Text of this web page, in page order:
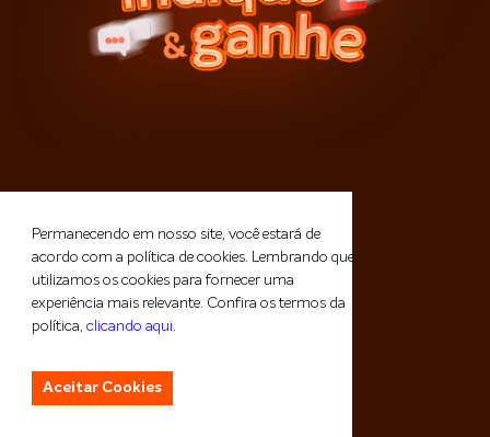
Permanecendo em nosso site, você estará de
acordo com a política de cookies. Lembrando que
utilizamos os cookies para fornecer uma
experiência mais relevante. Confira os termos da
política, clicando aqui.
Aceitar Cookies